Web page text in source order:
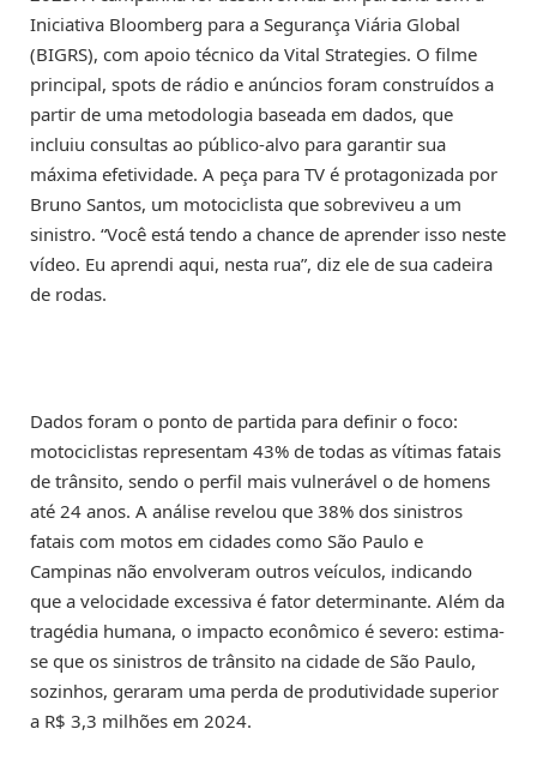
Iniciativa Bloomberg para a Segurança Viária Global
(BIGRS), com apoio técnico da Vital Strategies. O filme
principal, spots de rádio e anúncios foram construídos a
partir de uma metodologia baseada em dados, que
incluiu consultas ao público-alvo para garantir sua
máxima efetividade. A peça para TV é protagonizada por
Bruno Santos, um motociclista que sobreviveu a um
sinistro. “Você está tendo a chance de aprender isso neste
vídeo. Eu aprendi aqui, nesta rua”, diz ele de sua cadeira
de rodas.
Dados foram o ponto de partida para definir o foco:
motociclistas representam 43% de todas as vítimas fatais
de trânsito, sendo o perfil mais vulnerável o de homens
até 24 anos. A análise revelou que 38% dos sinistros
fatais com motos em cidades como São Paulo e
Campinas não envolveram outros veículos, indicando
que a velocidade excessiva é fator determinante. Além da
tragédia humana, o impacto econômico é severo: estima-
se que os sinistros de trânsito na cidade de São Paulo,
sozinhos, geraram uma perda de produtividade superior
a R$ 3,3 milhões em 2024.